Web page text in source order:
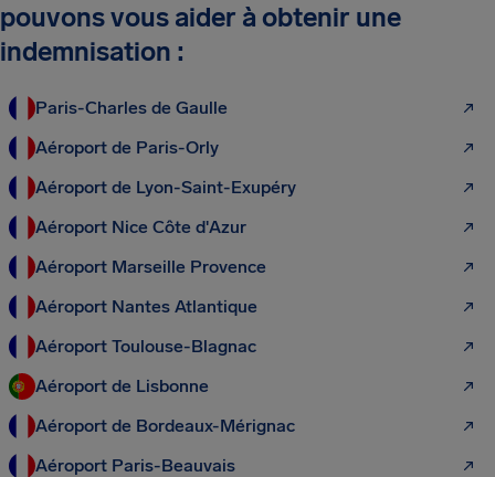
pouvons vous aider à obtenir une
indemnisation :
Paris-Charles de Gaulle
Aéroport de Paris-Orly
Aéroport de Lyon-Saint-Exupéry
Aéroport Nice Côte d'Azur
Aéroport Marseille Provence
Aéroport Nantes Atlantique
Aéroport Toulouse-Blagnac
Aéroport de Lisbonne
Aéroport de Bordeaux-Mérignac
Aéroport Paris-Beauvais